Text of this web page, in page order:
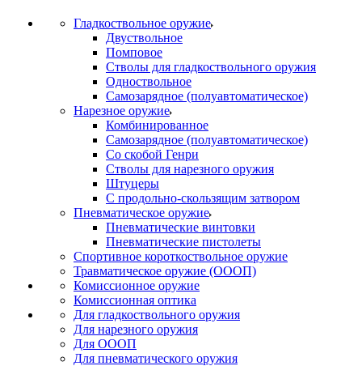
Гладкоствольное оружие
Двуствольное
Помповое
Стволы для гладкоствольного оружия
Одноствольное
Самозарядное (полуавтоматическое)
Нарезное оружие
Комбинированное
Самозарядное (полуавтоматическое)
Со скобой Генри
Стволы для нарезного оружия
Штуцеры
С продольно-скользящим затвором
Пневматическое оружие
Пневматические винтовки
Пневматические пистолеты
Спортивное короткоствольное оружие
Травматическое оружие (ОООП)
Комиссионное оружие
Комиссионная оптика
Для гладкоствольного оружия
Для нарезного оружия
Для ОООП
Для пневматического оружия